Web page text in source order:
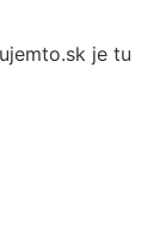
je tu